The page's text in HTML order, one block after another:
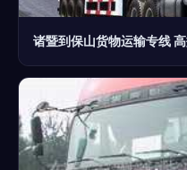
诸暨到保山货物运输专线